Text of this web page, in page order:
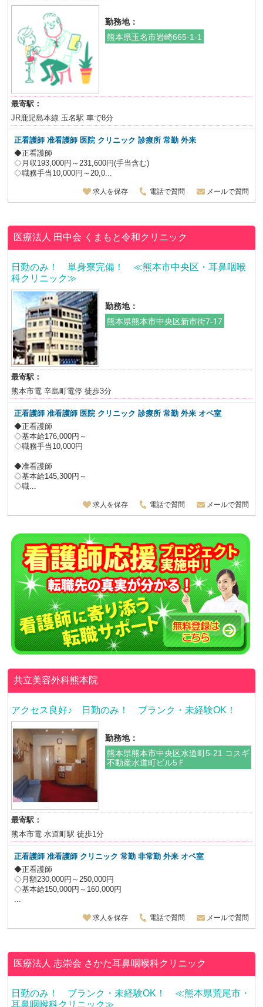
勤務地：
熊本県玉名市岩崎665-1-1
最寄駅：
JR鹿児島本線 玉名駅 車で8分
正看護師 准看護師 医院 クリニック 診療所 常勤 外来
◆正看護師
◇月収193,000円～231,600円(手当含む)
◇職務手当10,000円～20,0...
求人を保存 電話で質問 メールで質問
医療法人 田中会 くまもと令和クリニック
日勤のみ！ 単身寮完備！ ≪熊本市中央区・耳鼻咽喉
科クリニック≫
勤務地：
熊本県熊本市中央区新市街7-17
最寄駅：
熊本市電 辛島町電停 徒歩3分
正看護師 准看護師 医院 クリニック 診療所 常勤 外来 オペ室
◆正看護師
◇基本給176,000円～
◇職務手当10,000円
◆准看護師
◇基本給145,300円～
◇職...
求人を保存 電話で質問 メールで質問
共立美容外科熊本院
アクセス良好♪ 日勤のみ！ ブランク・未経験OK！
勤務地：
熊本県熊本市中央区水道町5-21 コスギ
不動産水道町ビル5Ｆ
最寄駅：
熊本市電 水道町駅 徒歩1分
正看護師 准看護師 クリニック 常勤 非常勤 外来 オペ室
◆正看護師
◇月額230,000円～250,000円
◇基本給150,000円～160,000円
求人を保存 電話で質問 メールで質問
医療法人 志崇会 さかた耳鼻咽喉科クリニック
日勤のみ！ ブランク・未経験OK！ ≪熊本県荒尾市・
耳鼻咽喉科クリニック≫